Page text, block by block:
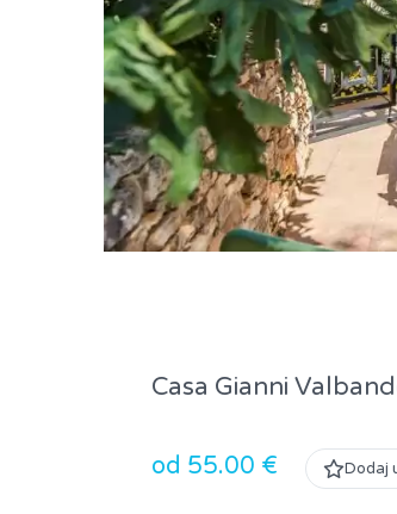
Casa Gianni
od 55.00 € Dodaj